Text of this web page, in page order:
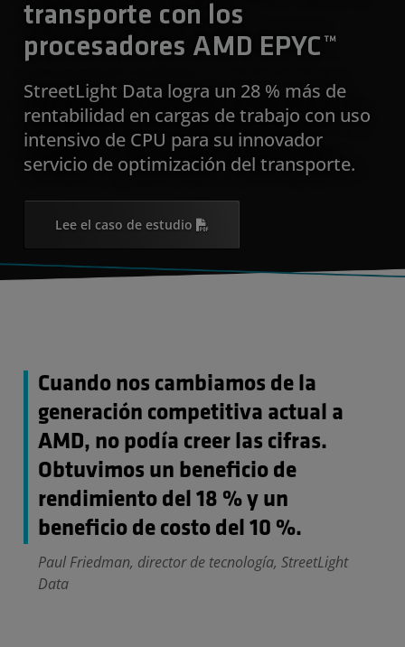
transporte con los
procesadores AMD EPYC™
StreetLight Data logra un 28 % más de
rentabilidad en cargas de trabajo con uso
intensivo de CPU para su innovador
servicio de optimización del transporte.
Lee el caso de estudio
Cuando nos cambiamos de la
generación competitiva actual a
AMD, no podía creer las cifras.
Obtuvimos un beneficio de
rendimiento del 18 % y un
beneficio de costo del 10 %.
Paul Friedman, director de tecnología, StreetLight
Data